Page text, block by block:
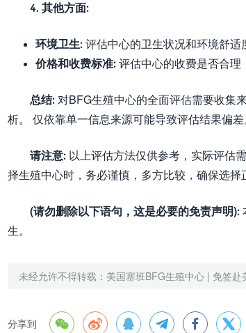
4. 其他方面:
环境卫生: 评估中心的卫生状况和环境舒适
价格和收费标准: 评估中心的收费是否合理
总结: 对BFG生殖中心的全面评估需要收集
析。 仅依靠单一信息来源可能导致评估结果偏差
请注意: 以上评估方法仅供参考，实际评估
择生殖中心时，务必谨慎，多方比较，确保选择
(请勿删除以下语句，这是必要的免责声明):
生。
未经允许不得转载： 美国塞班BFG生殖中心 | 免签赴
分享到      